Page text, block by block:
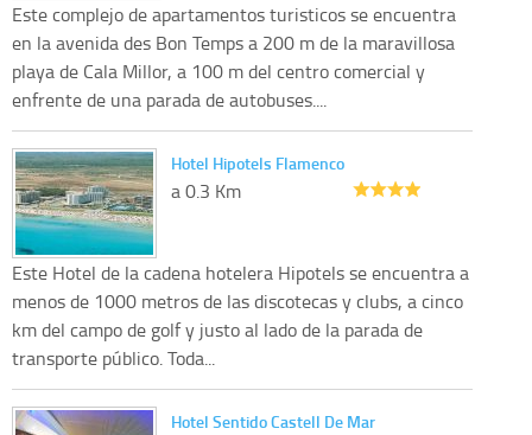
Este complejo de apartamentos turisticos se encuentra
en la avenida des Bon Temps a 200 m de la maravillosa
playa de Cala Millor, a 100 m del centro comercial y
enfrente de una parada de autobuses....
Hotel Hipotels Flamenco
a 0.3 Km
Este Hotel de la cadena hotelera Hipotels se encuentra a
menos de 1000 metros de las discotecas y clubs, a cinco
km del campo de golf y justo al lado de la parada de
transporte público. Toda...
Hotel Sentido Castell De Mar